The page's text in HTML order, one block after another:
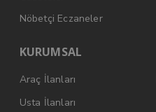
Nöbetçi Eczaneler
KURUMSAL
Araç İlanları
Usta İlanları